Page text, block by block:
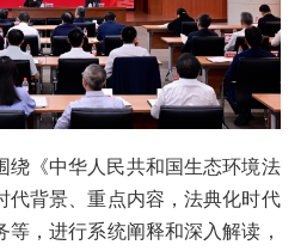
绕《中华人民共和国生态环境法
代背景、重点内容，法典化时代
，进行系统阐释和深入解读，